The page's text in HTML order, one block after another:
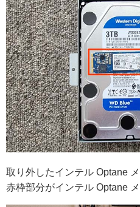
取り外したインテル Optane
赤枠部分がインテル Optane メ